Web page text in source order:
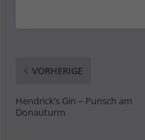
VORHERIGE
Hendrick’s Gin – Punsch am
Donauturm